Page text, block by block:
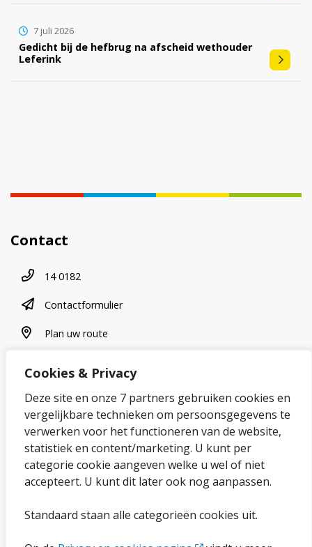
Cookies & Privacy
Deze site en onze 7 partners gebruiken cookies en
vergelijkbare technieken om persoonsgegevens te
verwerken voor het functioneren van de website,
statistiek en content/marketing. U kunt per
categorie cookie aangeven welke u wel of niet
accepteert. U kunt dit later ook nog aanpassen.
Standaard staan alle categorieën cookies uit.
Gedicht bij de hefbrug na afscheid wethouder
Leferink
7 juli 2026
Contact
Telefoonnummer
14 0182
contactformulier
Contactformulier
plan uw route
Plan uw route
Over onze website
Sitemap
Privacybeleid en cookies
Cookies wijzigen